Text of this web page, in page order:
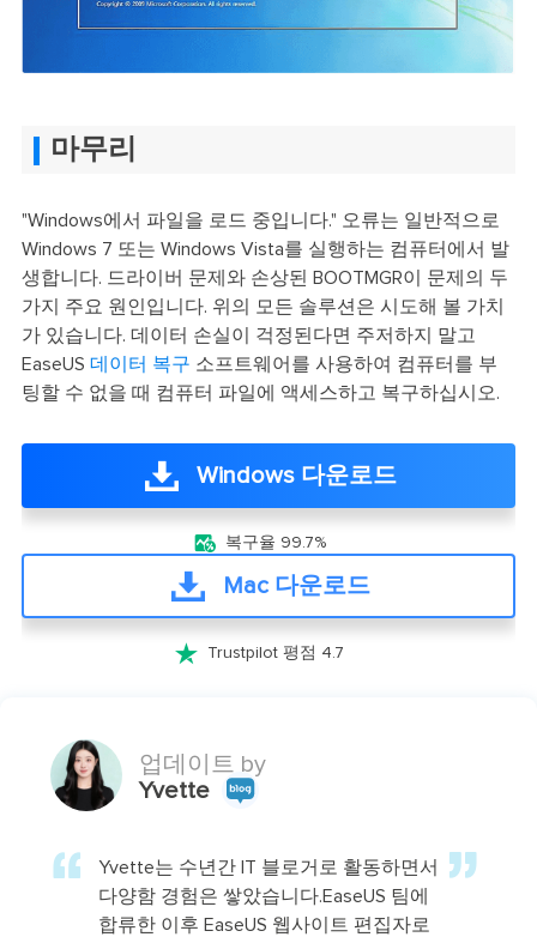
마무리
"Windows에서 파일을 로드 중입니다." 오류는 일반적으로
Windows 7 또는 Windows Vista를 실행하는 컴퓨터에서 발
생합니다. 드라이버 문제와 손상된 BOOTMGR이 문제의 두
가지 주요 원인입니다. 위의 모든 솔루션은 시도해 볼 가치
가 있습니다. 데이터 손실이 걱정된다면 주저하지 말고
EaseUS 데이터 복구 소프트웨어를 사용하여 컴퓨터를 부
팅할 수 없을 때 컴퓨터 파일에 액세스하고 복구하십시오.
Windows 다운로드
 복구율 99.7%
Mac 다운로드
 Trustpilot 평점 4.7
업데이트 by
Yvette
Yvette는 수년간 IT 블로거로 활동하면서
다양함 경험은 쌓았습니다.EaseUS 팀에
합류한 이후 EaseUS 웹사이트 편집자로